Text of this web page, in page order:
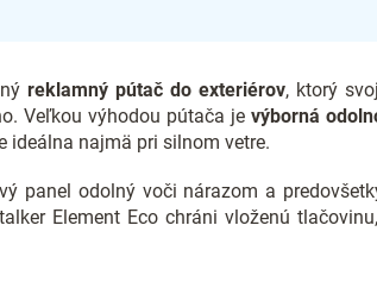
reklamný pútač do exteriérov, ktorý
Veľkou výhodou pútača jevýborná
ideálna najmä pri silnom vetre.
panel odolný voči nárazom a
Element Eco chráni vloženú